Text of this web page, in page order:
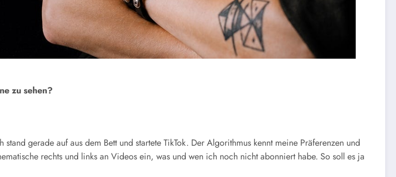
zu sehen?
gerade auf aus dem Bett und startete TikTok. Der Algorithmus kennt meine Präferenzen und
rechts und links an Videos ein, was und wen ich noch nicht abonniert habe. So soll es ja